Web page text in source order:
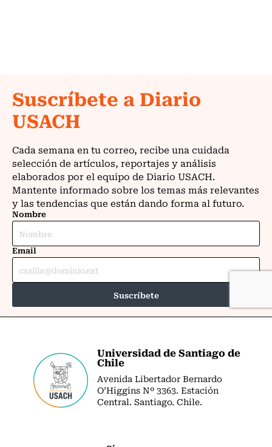
Universidad de Santiago de
Chile
Avenida Libertador Bernardo
O’Higgins Nº 3363. Estación
Central. Santiago. Chile.